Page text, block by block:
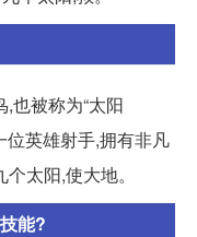
也被称为“太阳
位英雄射手,拥有非凡
太阳,使大地。
能?